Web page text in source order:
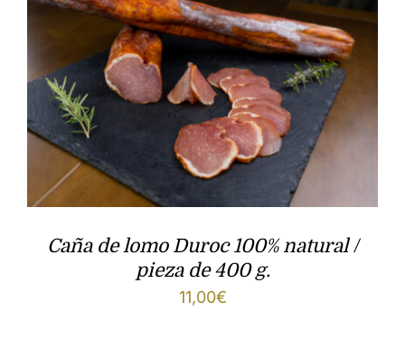
Queso
Patés
Lotes
Caña de lomo Duroc 100% natural /
pieza de 400 g.
11,00€